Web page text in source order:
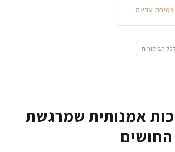
צמיחה עדינה
לכל הביקורות
אמנותית שמרגשת